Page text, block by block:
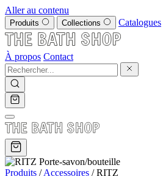
Aller au contenu
Produits Collections Catalogues
À propos Contact
Produits / Accessoires / RITZ